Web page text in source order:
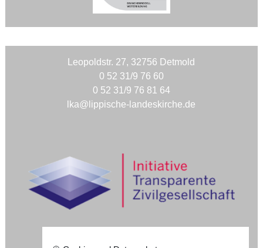
Leopoldstr. 27, 32756 Detmold
0 52 31/9 76 60
0 52 31/9 76 81 64
lka@lippische-landeskirche.de